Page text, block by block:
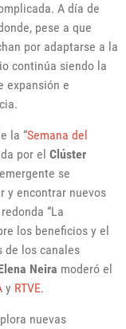
A día de
pese a que
por adaptarse a la
continúa siendo la
expansión e
la “Semana del
por el Clúster
se
y encontrar nuevos
“La
los beneficios y el
de los canales
Neira moderó el
y RTVE.
nuevas